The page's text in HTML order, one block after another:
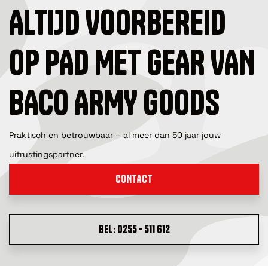
ALTIJD VOORBEREID
OP PAD MET GEAR VAN
BACO ARMY GOODS
Praktisch en betrouwbaar – al meer dan 50 jaar jouw
uitrustingspartner.
CONTACT
BEL: 0255 - 511 612